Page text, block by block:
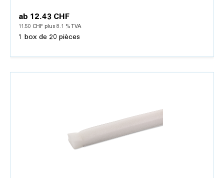
ab 12.43 CHF
11.50 CHF plus 8.1 % TVA
1 box de 20 pièces